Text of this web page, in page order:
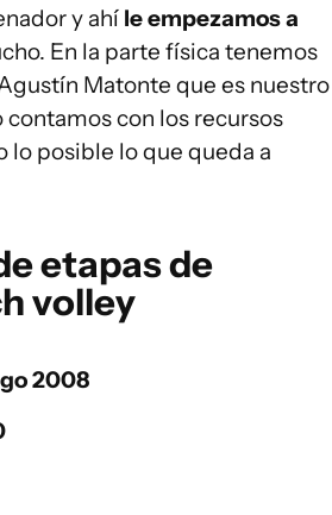
y ahí le empezamos a
En la parte física tenemos
Matonte que es nuestro
con los recursos
posible lo que queda a
etapas de
volley
2008